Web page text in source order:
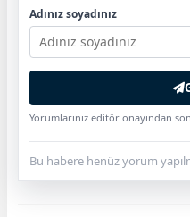
Adınız soyadınız
Yorumlarınız editör onayından
Bu habere henüz yorum